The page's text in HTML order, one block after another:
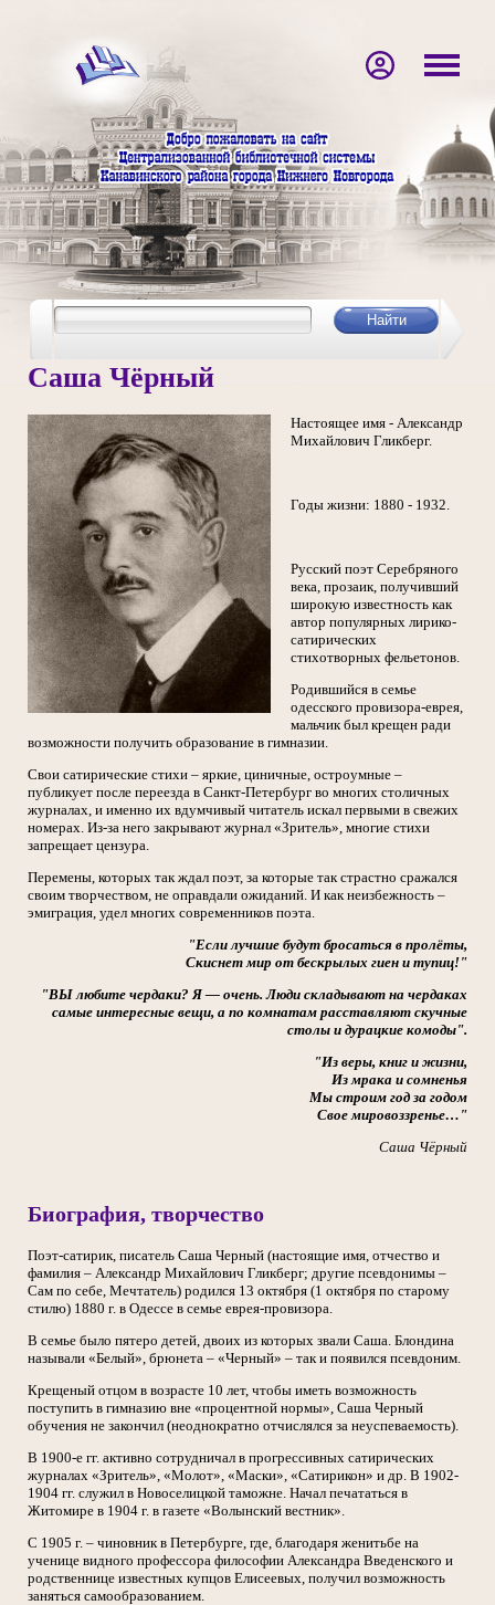
Саша Чёрный
Настоящее имя - Александр
Михайлович Гликберг.
Годы жизни: 1880 - 1932.
Русский поэт Серебряного
века, прозаик, получивший
широкую известность как
автор популярных лирико-
сатирических
стихотворных фельетонов.
Родившийся в семье
одесского провизора-еврея,
мальчик был крещен ради
возможности получить образование в гимназии.
Свои сатирические стихи – яркие, циничные, остроумные –
публикует после переезда в Санкт-Петербург во многих столичных
журналах, и именно их вдумчивый читатель искал первыми в свежих
номерах. Из-за него закрывают журнал «Зритель», многие стихи
запрещает цензура.
Перемены, которых так ждал поэт, за которые так страстно сражался
своим творчеством, не оправдали ожиданий. И как неизбежность –
эмиграция, удел многих современников поэта.
"Если лучшие будут бросаться в пролёты,
Скиснет мир от бескрылых гиен и тупиц!"
"ВЫ любите чердаки? Я — очень. Люди складывают на чердаках
самые интересные вещи, а по комнатам расставляют скучные
столы и дурацкие комоды".
"Из веры, книг и жизни,
Из мрака и сомненья
Мы строим год за годом
Свое мировоззренье…"
Саша Чёрный
Биография, творчество
Поэт-сатирик, писатель Саша Черный (настоящие имя, отчество и
фамилия – Александр Михайлович Гликберг; другие псевдонимы –
Сам по себе, Мечтатель) родился 13 октября (1 октября по старому
стилю) 1880 г. в Одессе в семье еврея-провизора.
В семье было пятеро детей, двоих из которых звали Саша. Блондина
называли «Белый», брюнета – «Черный» – так и появился псевдоним.
Крещеный отцом в возрасте 10 лет, чтобы иметь возможность
поступить в гимназию вне «процентной нормы», Саша Черный
обучения не закончил (неоднократно отчислялся за неуспеваемость).
В 1900-е гг. активно сотрудничал в прогрессивных сатирических
журналах «Зритель», «Молот», «Маски», «Сатирикон» и др. В 1902-
1904 гг. служил в Новоселицкой таможне. Начал печататься в
Житомире в 1904 г. в газете «Волынский вестник».
С 1905 г. – чиновник в Петербурге, где, благодаря женитьбе на
ученице видного профессора философии Александра Введенского и
родственнице известных купцов Елисеевых, получил возможность
заняться самообразованием.